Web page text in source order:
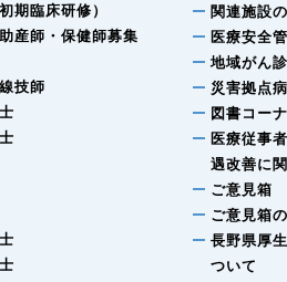
期臨床研修）
産師・保健師募集
技師
関連施設
医療安全
地域がん
災害拠点
図書コー
医療従事
遇改善に
ご意見箱
ご意見箱
長野県厚
ついて